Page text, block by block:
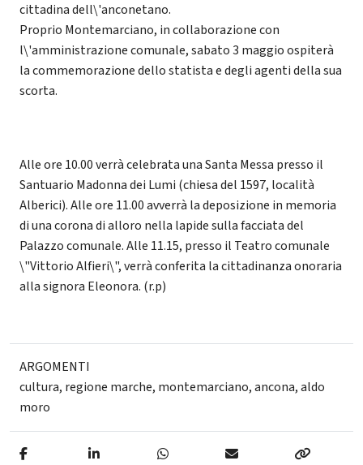
cittadina dell\'anconetano.
Proprio Montemarciano, in collaborazione con
l\'amministrazione comunale, sabato 3 maggio ospiterà
la commemorazione dello statista e degli agenti della sua
scorta.
Alle ore 10.00 verrà celebrata una Santa Messa presso il
Santuario Madonna dei Lumi (chiesa del 1597, località
Alberici). Alle ore 11.00 avverrà la deposizione in memoria
di una corona di alloro nella lapide sulla facciata del
Palazzo comunale. Alle 11.15, presso il Teatro comunale
\"Vittorio Alfieri\", verrà conferita la cittadinanza onoraria
alla signora Eleonora. (r.p)
ARGOMENTI
cultura, regione marche, montemarciano,ancona,aldo
moro